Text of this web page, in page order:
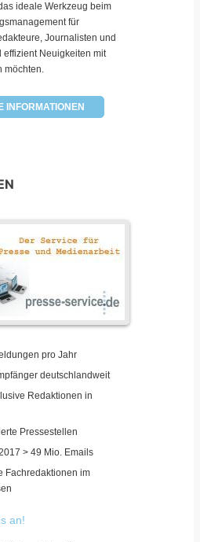
ideale Werkzeug beim
für
Journalisten und
Neuigkeiten mit
möchten.
INFORMATIONEN
pro Jahr
deutschlandweit
Redaktionen in
Pressestellen
> 49 Mio. Emails
Fachredaktionen im
an!